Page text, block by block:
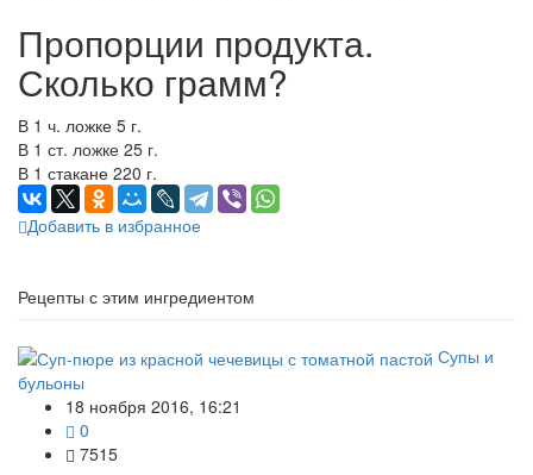
Пропорции продукта.
Сколько грамм?
В 1 ч. ложке 5 г.
В 1 ст. ложке 25 г.
В 1 стакане 220 г.
Добавить в избранное
Рецепты с этим ингредиентом
Супы и
бульоны
18 ноября 2016, 16:21
0
7515